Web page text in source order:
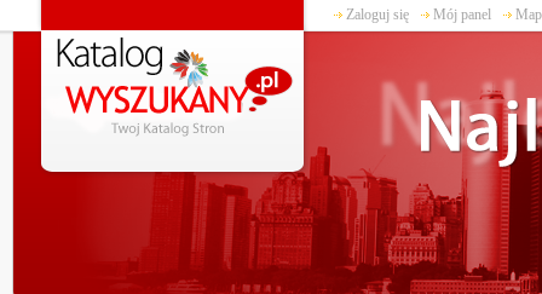
Zaloguj się Mój panel